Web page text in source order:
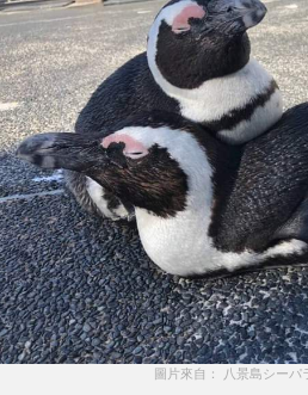
圖片來自： 八景島シー